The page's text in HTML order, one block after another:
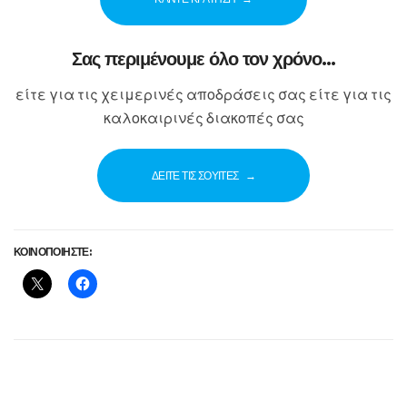
Σας περιμένουμε όλο τον χρόνο…
είτε για τις χειμερινές αποδράσεις σας είτε για τις
καλοκαιρινές διακοπές σας
ΔΕΙΤΕ ΤΙΣ ΣΟΥΙΤΕΣ
ΚΟΙΝΟΠΟΙΗΣΤΕ: